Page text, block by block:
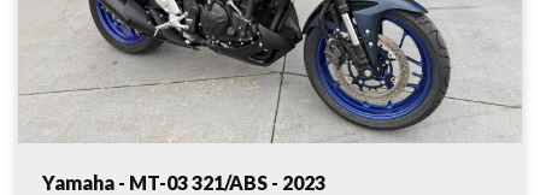
Yamaha - MT-03 321/ABS - 2023